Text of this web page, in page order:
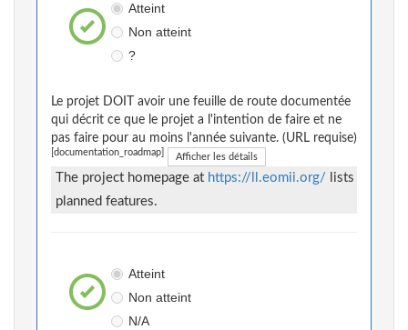
Atteint
Non atteint
?
Le projet DOIT avoir une feuille de route documentée
qui décrit ce que le projet a l'intention de faire et ne
pas faire pour au moins l'année suivante. (URL requise)
[documentation_roadmap] Afficher les détails
The project homepage at https://ll.eomii.org/ lists
planned features.
Atteint
Non atteint
N/A